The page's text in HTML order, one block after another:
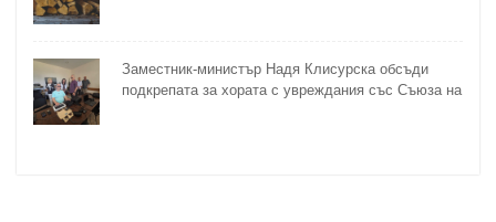
Заместник-министър Надя Клисурска обсъди
подкрепата за хората с увреждания със Съюза на